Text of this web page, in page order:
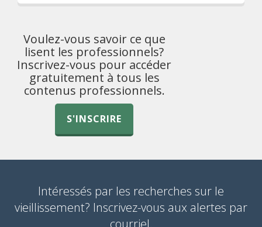
Voulez-vous savoir ce que
lisent les professionnels?
Inscrivez-vous pour accéder
gratuitement à tous les
contenus professionnels.
S'INSCRIRE
Intéressés par les recherches sur le
vieillissement? Inscrivez-vous aux alertes par
courriel.